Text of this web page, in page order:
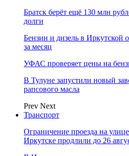
Братск берёт ещё 130 млн
долги
Бензин и дизель в Иркутской
за месяц
УФАС проверяет цены на
В Тулуне запустили новый
рапсового масла
Prev Next
Транспорт
Ограничение проезда на
Иркутске продлили до 26